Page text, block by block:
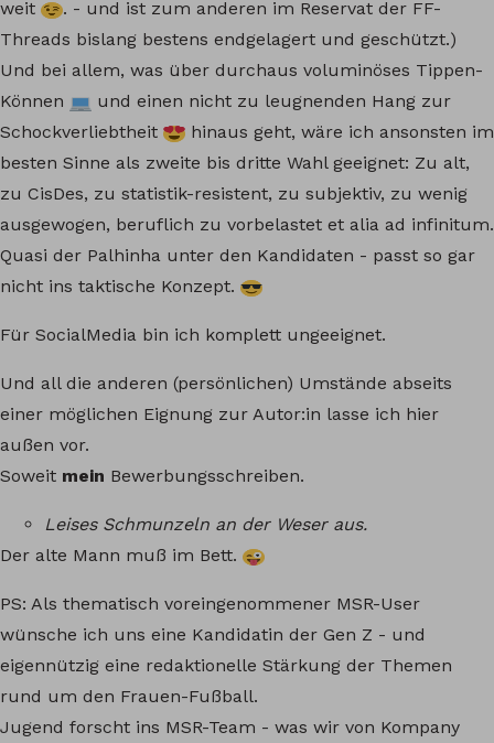
weit
. - und ist zum anderen im Reservat der FF-
Threads bislang bestens endgelagert und geschützt.)
Und bei allem, was über durchaus voluminöses Tippen-
Können
und einen nicht zu leugnenden Hang zur
Schockverliebtheit
hinaus geht, wäre ich ansonsten im
besten Sinne als zweite bis dritte Wahl geeignet: Zu alt,
zu CisDes, zu statistik-resistent, zu subjektiv, zu wenig
ausgewogen, beruflich zu vorbelastet et alia ad infinitum.
Quasi der Palhinha unter den Kandidaten - passt so gar
nicht ins taktische Konzept.
Für SocialMedia bin ich komplett ungeeignet.
Und all die anderen (persönlichen) Umstände abseits
einer möglichen Eignung zur Autor:in lasse ich hier
außen vor.
Soweit mein Bewerbungsschreiben.
Leises Schmunzeln an der Weser aus.
Der alte Mann muß im Bett.
PS: Als thematisch voreingenommener MSR-User
wünsche ich uns eine Kandidatin der Gen Z - und
eigennützig eine redaktionelle Stärkung der Themen
rund um den Frauen-Fußball.
Jugend forscht ins MSR-Team - was wir von Kompany